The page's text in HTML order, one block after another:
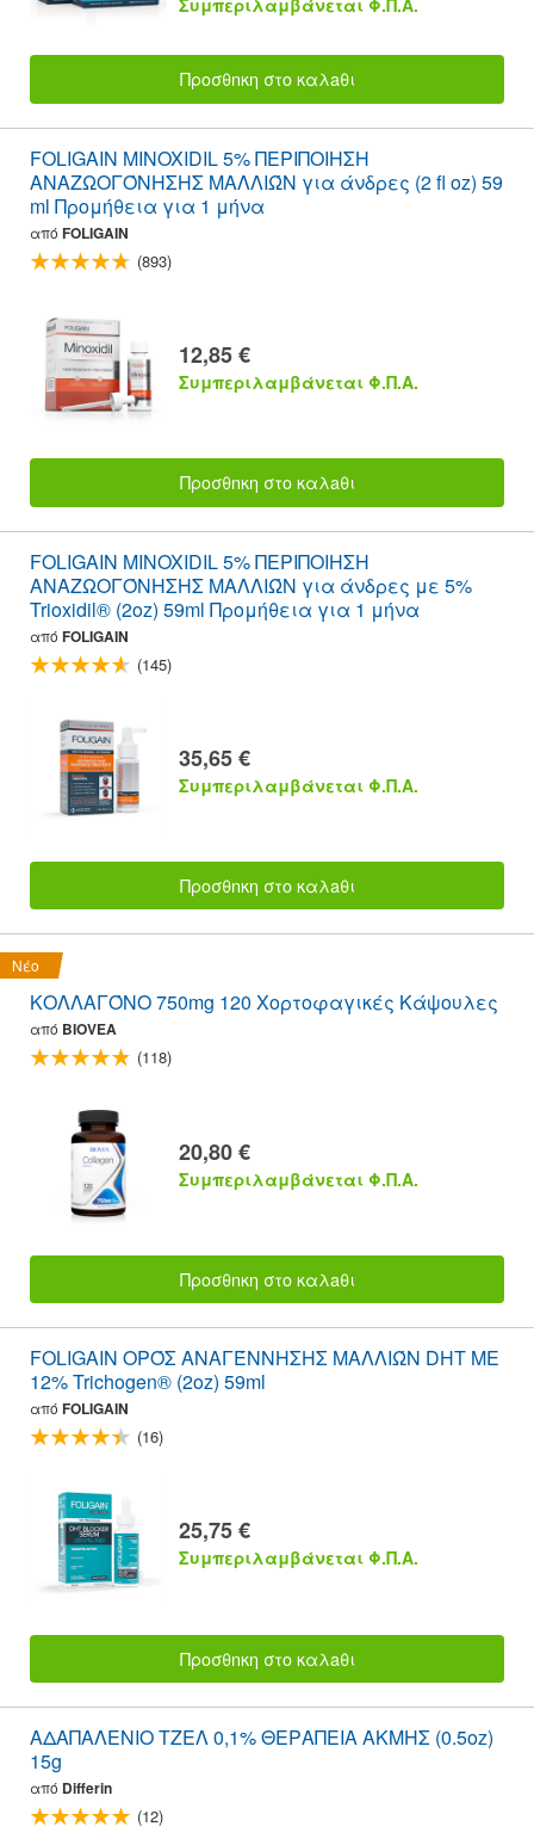
Προσθnκη στο καλaθι
FOLIGAIN MINOXIDIL 5% ΠΕΡΙΠΟΙΗΣΗ
ΑΝΑΖΩΟΓΌΝΗΣΗΣ ΜΑΛΛΙΏΝ για άνδρες (2 fl oz) 59
ml Προμήθεια για 1 μήνα
από FOLIGAIN
(893)
12,85 €
Συμπεριλαμβάνεται Φ.Π.Α.
Προσθnκη στο καλaθι
FOLIGAIN MINOXIDIL 5% ΠΕΡΙΠΟΙΗΣΗ
ΑΝΑΖΩΟΓΌΝΗΣΗΣ ΜΑΛΛΙΏΝ για άνδρες με 5%
Trioxidil® (2oz) 59ml Προμήθεια για 1 μήνα
από FOLIGAIN
(145)
35,65 €
Συμπεριλαμβάνεται Φ.Π.Α.
Προσθnκη στο καλaθι
Νέο
ΚΟΛΛΑΓΌΝΟ 750mg 120 Χορτοφαγικές Κάψουλες
από BIOVEA
(118)
20,80 €
Συμπεριλαμβάνεται Φ.Π.Α.
Προσθnκη στο καλaθι
FOLIGAIN ΟΡΌΣ ΑΝΑΓΈΝΝΗΣΗΣ ΜΑΛΛΙΏΝ DHT ΜΕ
12% Trichogen® (2oz) 59ml
από FOLIGAIN
(16)
25,75 €
Συμπεριλαμβάνεται Φ.Π.Α.
Προσθnκη στο καλaθι
ΑΔΑΠΑΛΕΝΙΟ ΤΖΕΛ 0,1% ΘΕΡΑΠΕΙΑ ΑΚΜΗΣ (0.5oz)
15g
από Differin
(12)